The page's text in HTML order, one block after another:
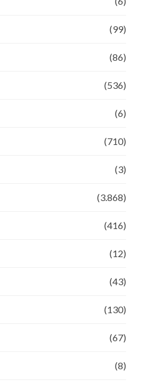
(99)
(86)
(536)
(6)
(710)
(3)
(3.868)
(416)
(12)
(43)
(130)
(67)
(8)